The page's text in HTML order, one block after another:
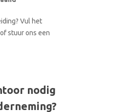
Vul het
stuur ons een
nodig